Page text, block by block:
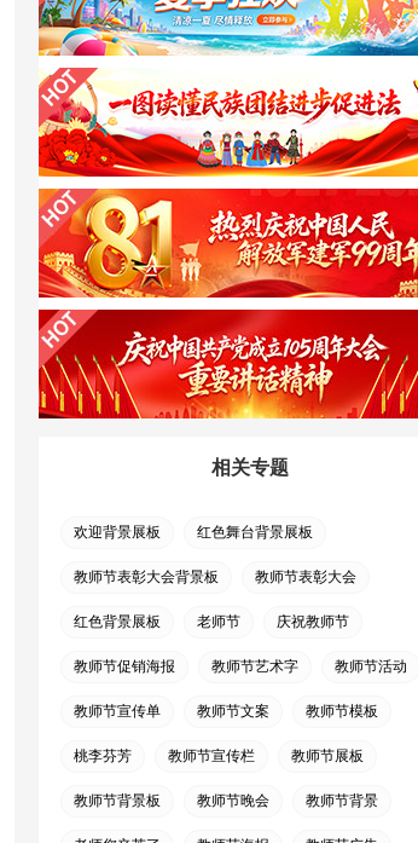
相关专题
欢迎背景展板 红色舞台背景展板
教师节表彰大会背景板 教师节表彰大会
红色背景展板 老师节 庆祝教师节
教师节促销海报 教师节艺术字 教师节活动
教师节宣传单 教师节文案 教师节模板
桃李芬芳 教师节宣传栏 教师节展板
教师节背景板 教师节晚会 教师节背景